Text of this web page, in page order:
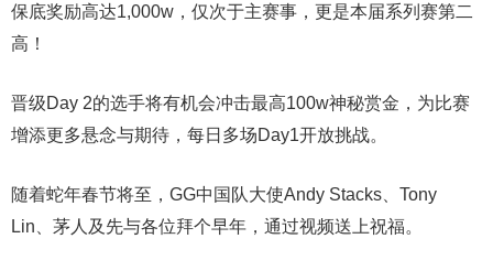
保底奖励高达1,000w，仅次于主赛事，更是本届系列赛第二
高！
晋级Day 2的选手将有机会冲击最高100w神秘赏金，为比赛
增添更多悬念与期待，每日多场Day1开放挑战。
随着蛇年春节将至，GG中国队大使Andy Stacks、Tony
Lin、茅人及先与各位拜个早年，通过视频送上祝福。